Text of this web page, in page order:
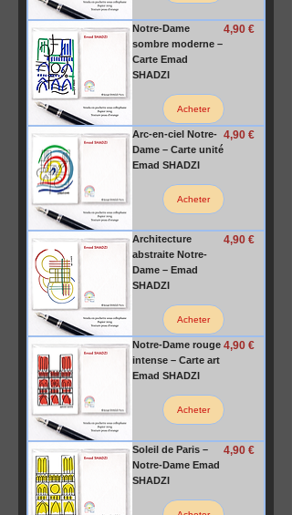
Notre-Dame
sombre moderne –
Carte Emad
SHADZI
Prix
4,90 €
Acheter
Arc-en-ciel Notre-
Dame – Carte unité
Emad SHADZI
Prix
4,90 €
Acheter
Architecture
abstraite Notre-
Dame – Emad
SHADZI
Prix
4,90 €
Acheter
Notre-Dame rouge
intense – Carte art
Emad SHADZI
Prix
4,90 €
Acheter
Soleil de Paris –
Notre-Dame Emad
SHADZI
Prix
4,90 €